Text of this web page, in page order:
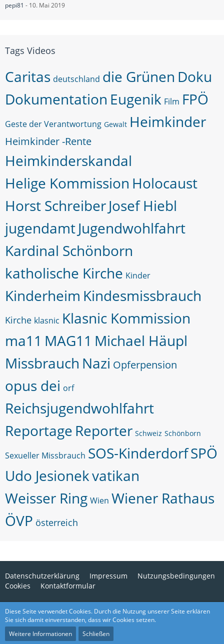
pepi81 - 10. Mai 2019
Tags Videos
Caritas deutschland die Grünen Doku
Dokumentation Eugenik Film FPÖ
Geste der Verantwortung Gewalt Heimkinder
Heimkinder -Rente
Heimkinderskandal
Helige Kommission Holocaust
Horst SchreiberJosef Hiebl
jugendamtJugendwohlfahrt
Kardinal Schönborn
katholische Kirche Kinder
Kinderheim Kindesmissbrauch
Kirche klasnic Klasnic Kommission
ma11 MAG11 Michael Häupl
Missbrauch Nazi Opferpension
opus dei orf
Reichsjugendwohlfahrt
Reportage Reporter Schweiz Schönborn
Sexueller Missbrauch SOS-KinderdorfSPÖ
Udo Jesionekvatikan
Weisser Ring Wien Wiener Rathaus
ÖVP österreich
Datenschutzerklärung Impressum
Nutzungsbedingungen
Cookies
Kontaktformular
Medienverwaltung:EasyMedia 2.0.6 pl 1 , entwickelt voncls-
design
Diese Seite verwendet Cookies. Durch die Nutzung unserer Seite erklären
Sie sich damit einverstanden, dass wir Cookies setzen.
Weitere Informationen
Schließen